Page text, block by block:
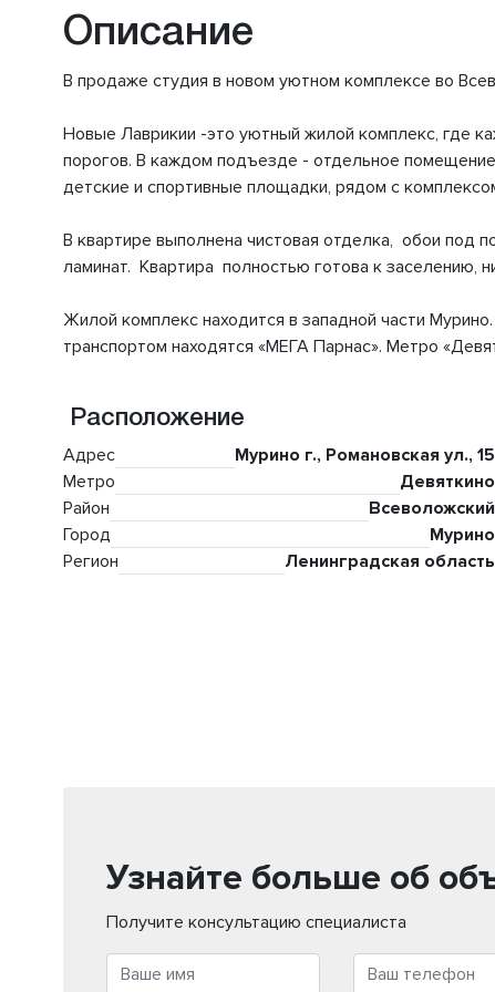
Описание
В продаже студия в новом уютном комплексе во
Новые Лаврикии -это уютный жилой комплекс, где
порогов. В каждом подъезде - отдельное
детские и спортивные площадки, рядом с
В квартире выполнена чистовая отделка, обои под
ламинат. Квартира полностью готова к заселению,
Жилой комплекс находится в западной части
транспортом находятся «МЕГА Парнас». Метро
Расположение
Адрес
Мурино г., Романовская ул., 15
Метро
Девяткино
Район
Всеволожский
Город
Мурино
Регион
Ленинградская область
Узнайте больше об
Получите консультацию специалиста